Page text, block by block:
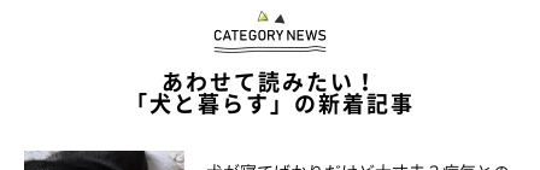
あわせて読みたい！
「犬と暮らす」の新着記事